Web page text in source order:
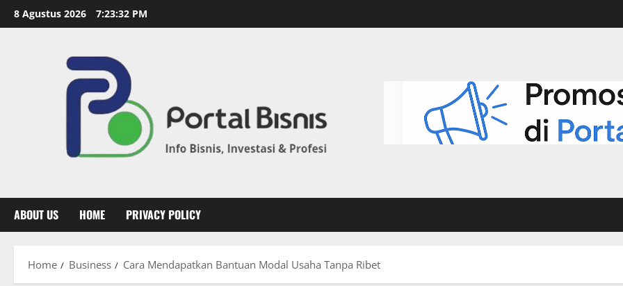
8 Agustus 2026 7:23:33 PM
ABOUT US HOME PRIVACY POLICY
Home Business Cara Mendapatkan Bantuan Modal Usaha Tanpa Ribet